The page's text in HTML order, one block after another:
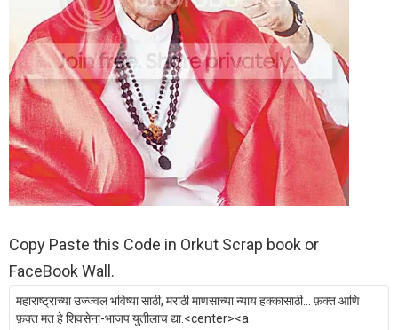
Copy Paste this Code in Orkut Scrap book or
FaceBook Wall.